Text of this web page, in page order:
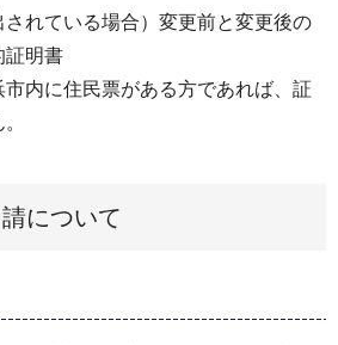
されている場合）変更前と変更後の
証明書
内に住民票がある方であれば、証
について